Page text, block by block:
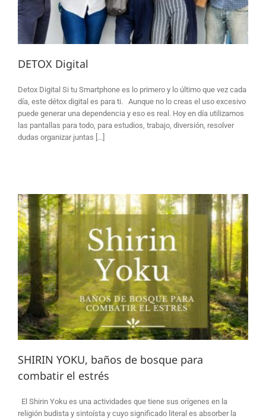
DETOX Digital
Detox Digital Si tu Smartphone es lo primero y lo último que vez cada
día, este détox digital es para ti. Aunque no lo creas el uso excesivo
puede generar una dependencia y eso es real. Hoy en día utilizamos
las pantallas para todo, para estudios, trabajo, diversión, resolver
dudas organizar juntas [...]
SHIRIN YOKU, baños de bosque para
combatir el estrés
El Shirin Yoku es una actividades que tiene sus orígenes en la
religión budista y sintoísta y cuyo significado literal es absorber la